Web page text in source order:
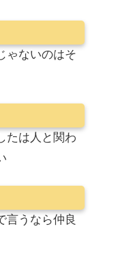
ゃないのはそ
たは人と関わ
言うなら仲良